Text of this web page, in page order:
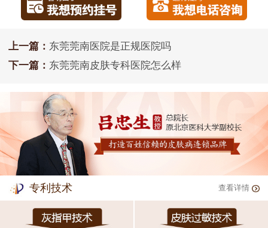
上一篇： 东莞莞南医院是正规医院吗
下一篇： 东莞莞南皮肤专科医院怎么样
专利技术 查看详情